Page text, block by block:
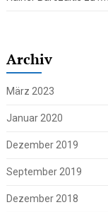
Archiv
März 2023
Januar 2020
Dezember 2019
September 2019
Dezember 2018